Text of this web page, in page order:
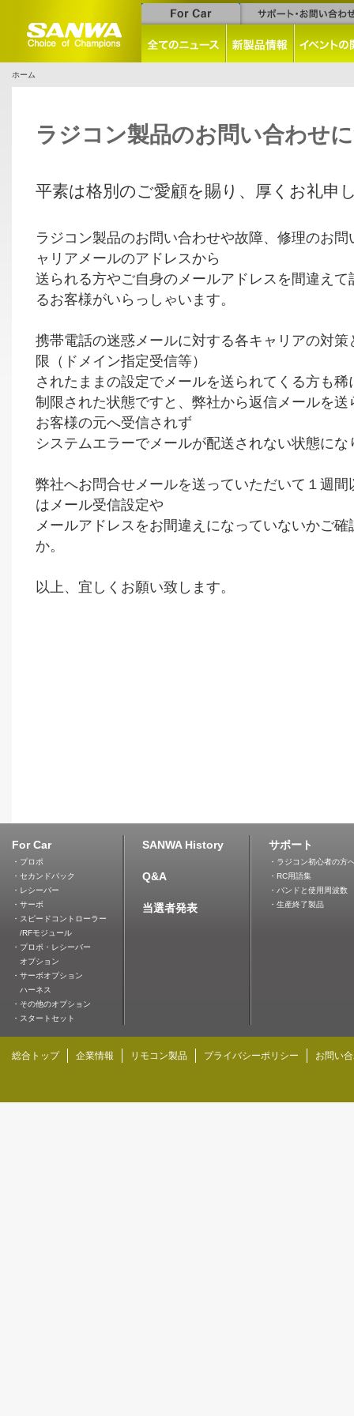
ホーム
ラジコン製品のお問い合わせ
平素は格別のご愛顧を賜り、厚くお礼申
ラジコン製品のお問い合わせや故障、修理のお
ャリアメールのアドレスから
送られる方やご自身のメールアドレスを間違え
るお客様がいらっしゃいます。
携帯電話の迷惑メールに対する各キャリアの対
限（ドメイン指定受信等）
されたままの設定でメールを送られてくる方も
制限された状態ですと、弊社から返信メールを
お客様の元へ受信されず
システムエラーでメールが配送されない状態にな
弊社へお問合せメールを送っていただいて１週
はメール受信設定や
メールアドレスをお間違えになっていないかご
か。
以上、宜しくお願い致します。
For Car
・プロポ
・セカンドパック
・レシーバー
・サーボ
・スピードコントローラー
/RFモジュール
・プロポ・レシーバー
オプション
・サーボオプション
ハーネス
・その他のオプション
・スタートセット
SANWA History
Q&A
当選者発表
サポート
・ラジコン初心者の方
・RC用語集
・バンドと使用周波数
・生産終了製品
総合トップ 企業情報 リモコン製品 プライバシーポリシー お問い